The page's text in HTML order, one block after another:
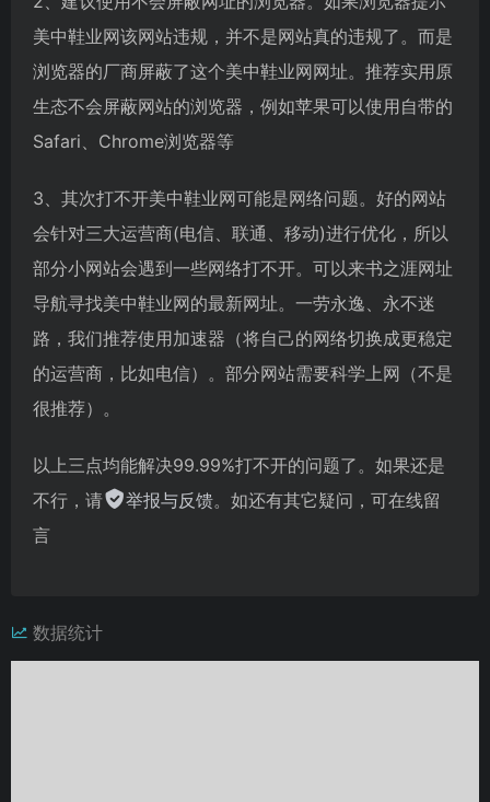
美中鞋业网该网站违规，并不是网站真的违规了。而是
浏览器的厂商屏蔽了这个美中鞋业网网址。推荐实用原
生态不会屏蔽网站的浏览器，例如苹果可以使用自带的
Safari、Chrome浏览器等
3、其次打不开美中鞋业网可能是网络问题。好的网站
会针对三大运营商(电信、联通、移动)进行优化，所以
部分小网站会遇到一些网络打不开。可以来书之涯网址
导航寻找美中鞋业网的最新网址。一劳永逸、永不迷
路，我们推荐使用加速器（将自己的网络切换成更稳定
的运营商，比如电信）。部分网站需要科学上网（不是
很推荐）。
以上三点均能解决99.99%打不开的问题了。如果还是
不行，请
举报与反馈。如还有其它疑问，可在线留
言
数据统计